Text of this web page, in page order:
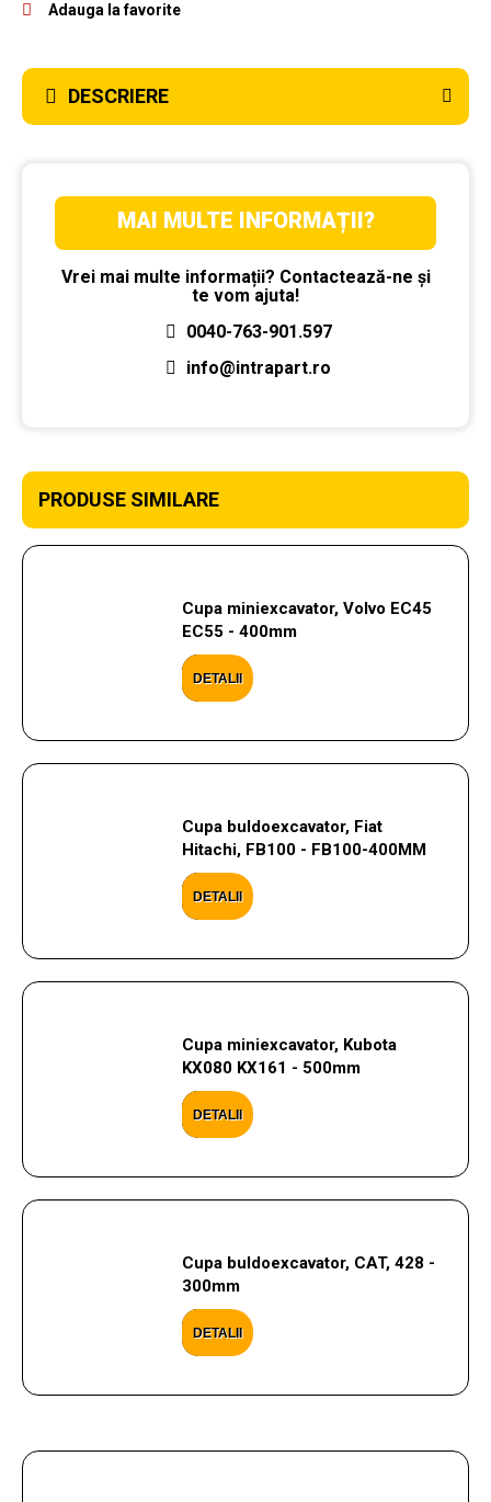
Adauga la favorite
DESCRIERE
MAI MULTE INFORMAȚII?
Vrei mai multe informații? Contactează-ne și
te vom ajuta!
0040-763-901.597
info@intrapart.ro
PRODUSE SIMILARE
Cupa miniexcavator, Volvo EC45
EC55 - 400mm
DETALII
Cupa buldoexcavator, Fiat
Hitachi, FB100 - FB100-400MM
DETALII
Cupa miniexcavator, Kubota
KX080 KX161 - 500mm
DETALII
Cupa buldoexcavator, CAT, 428 -
300mm
DETALII